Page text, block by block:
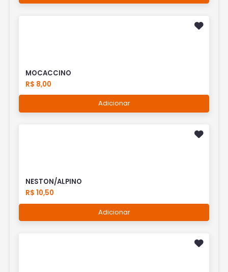
MOCACCINO
R$ 8,00
Adicionar
NESTON/ALPINO
R$ 10,50
Adicionar